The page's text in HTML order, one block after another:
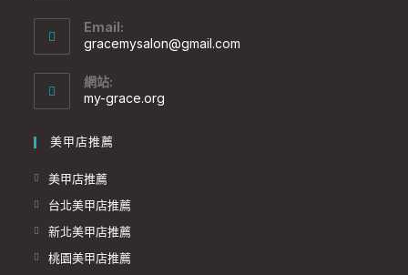
Email:
gracemysalon@gmail.com
網站:
my-grace.org
美甲店推薦
美甲店推薦
台北美甲店推薦
新北美甲店推薦
桃園美甲店推薦